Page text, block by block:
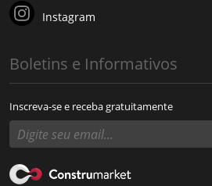
Instagram
Boletins e Informativos
Inscreva-se e receba gratuitamente